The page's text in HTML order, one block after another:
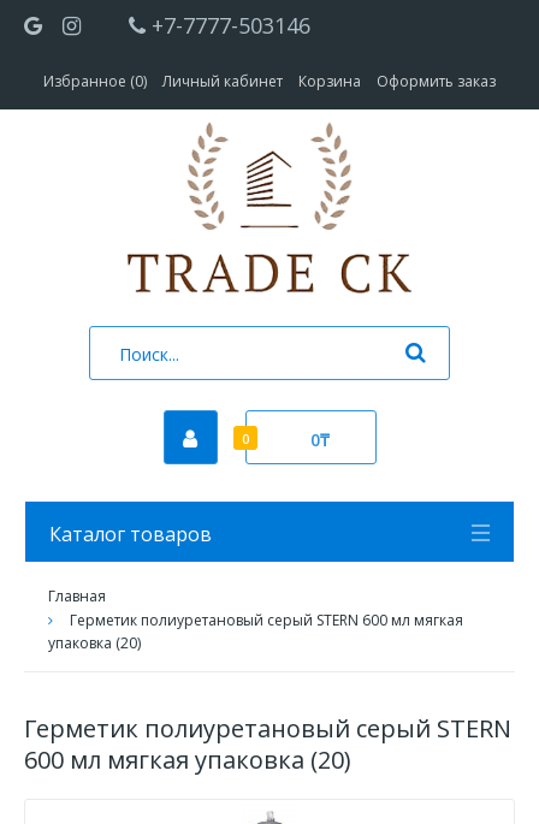
+7-7777-503146
Избранное (0) Личный кабинет Корзина Оформить заказ
0 0₸
Каталог товаров
Главная
Герметик полиуретановый серый STERN 600 мл мягкая
упаковка (20)
Герметик полиуретановый серый STERN
600 мл мягкая упаковка (20)